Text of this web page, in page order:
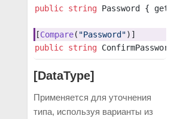
public string Password {
[Compare( "Password")]
public string
[DataType]
Применяется для уточнения
типа, используя варианты из